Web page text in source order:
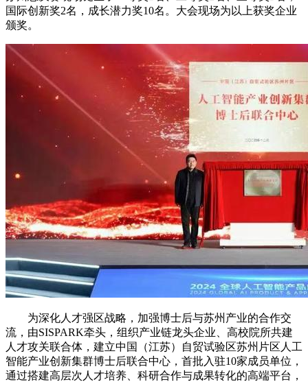
国际创新奖2名，成长潜力奖10名。大会现场为以上获奖企业
颁奖。
为深化人才强区战略，加强博士后与苏州产业的合作交
流，由SISPARK牵头，组织产业链龙头企业、高校院所共建
人才攻关联合体，建立中国（江苏）自贸试验区苏州片区人工
智能产业创新集群博士后联合中心，首批入驻10家成员单位，
通过搭建高层次人才培养、科研合作与成果转化的高端平台，